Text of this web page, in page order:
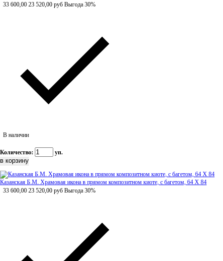
33 600,00 23 520,00 руб Выгода 30%
В наличии
Количество: уп.
Казанская Б.М. Храмовая икона в прямом композитном киоте, с багетом, 64 Х 84
33 600,00 23 520,00 руб Выгода 30%